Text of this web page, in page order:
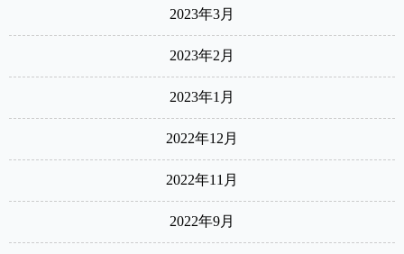
2023年3月
2023年2月
2023年1月
2022年12月
2022年11月
2022年9月